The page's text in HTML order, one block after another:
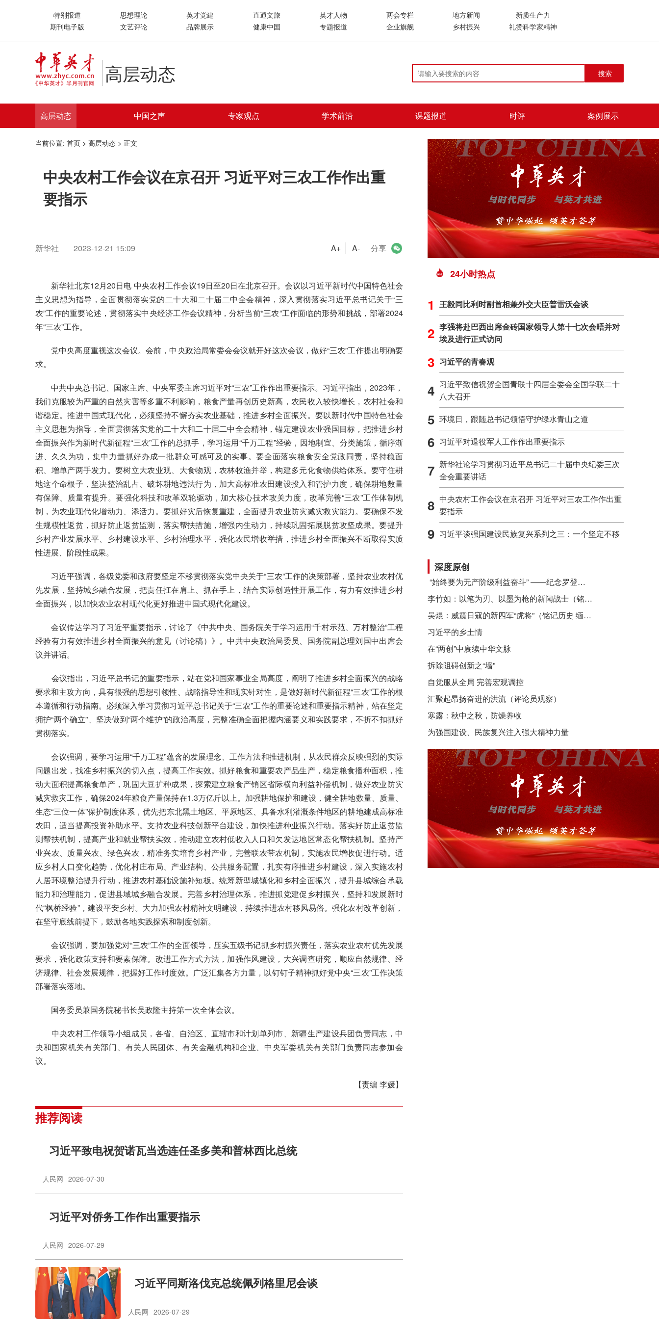
特别报道 思想理论 英才党建 直通文旅 英才人物 两会专栏 地方新闻
新质生产力
期刊电子版
文艺评论 品牌展示 健康中国 专题报道 企业旗舰 乡村振兴 礼赞科学家精神
高层动态 搜索
高层动态 中国之声 专家观点 学术前沿 课题报道 时评 案例展示
当前位置: 首页 > 高层动态 > 正文
中央农村工作会议在京召开 习近平对三农工作作出重
要指示
​新华社 2023-12-21 15:09 A+ A- 分享
新华社北京12月20日电 中央农村工作会议19日至20日在北京召开。会议以习近平新时代中国特色社会
主义思想为指导，全面贯彻落实党的二十大和二十届二中全会精神，深入贯彻落实习近平总书记关于“三
农”工作的重要论述，贯彻落实中央经济工作会议精神，分析当前“三农”工作面临的形势和挑战，部署2024
年“三农”工作。
党中央高度重视这次会议。会前，中央政治局常委会会议就开好这次会议，做好“三农”工作提出明确要
求。
中共中央总书记、国家主席、中央军委主席习近平对“三农”工作作出重要指示。习近平指出，2023年，
我们克服较为严重的自然灾害等多重不利影响，粮食产量再创历史新高，农民收入较快增长，农村社会和
谐稳定。推进中国式现代化，必须坚持不懈夯实农业基础，推进乡村全面振兴。要以新时代中国特色社会
主义思想为指导，全面贯彻落实党的二十大和二十届二中全会精神，锚定建设农业强国目标，把推进乡村
全面振兴作为新时代新征程“三农”工作的总抓手，学习运用“千万工程”经验，因地制宜、分类施策，循序渐
进、久久为功，集中力量抓好办成一批群众可感可及的实事。要全面落实粮食安全党政同责，坚持稳面
积、增单产两手发力。要树立大农业观、大食物观，农林牧渔并举，构建多元化食物供给体系。要守住耕
地这个命根子，坚决整治乱占、破坏耕地违法行为，加大高标准农田建设投入和管护力度，确保耕地数量
有保障、质量有提升。要强化科技和改革双轮驱动，加大核心技术攻关力度，改革完善“三农”工作体制机
制，为农业现代化增动力、添活力。要抓好灾后恢复重建，全面提升农业防灾减灾救灾能力。要确保不发
生规模性返贫，抓好防止返贫监测，落实帮扶措施，增强内生动力，持续巩固拓展脱贫攻坚成果。要提升
乡村产业发展水平、乡村建设水平、乡村治理水平，强化农民增收举措，推进乡村全面振兴不断取得实质
性进展、阶段性成果。
习近平强调，各级党委和政府要坚定不移贯彻落实党中央关于“三农”工作的决策部署，坚持农业农村优
先发展，坚持城乡融合发展，把责任扛在肩上、抓在手上，结合实际创造性开展工作，有力有效推进乡村
全面振兴，以加快农业农村现代化更好推进中国式现代化建设。
会议传达学习了习近平重要指示，讨论了《中共中央、国务院关于学习运用“千村示范、万村整治”工程
经验有力有效推进乡村全面振兴的意见（讨论稿）》。中共中央政治局委员、国务院副总理刘国中出席会
议并讲话。
会议指出，习近平总书记的重要指示，站在党和国家事业全局高度，阐明了推进乡村全面振兴的战略
要求和主攻方向，具有很强的思想引领性、战略指导性和现实针对性，是做好新时代新征程“三农”工作的根
本遵循和行动指南。必须深入学习贯彻习近平总书记关于“三农”工作的重要论述和重要指示精神，站在坚定
拥护“两个确立”、坚决做到“两个维护”的政治高度，完整准确全面把握内涵要义和实践要求，不折不扣抓好
贯彻落实。
会议强调，要学习运用“千万工程”蕴含的发展理念、工作方法和推进机制，从农民群众反映强烈的实际
问题出发，找准乡村振兴的切入点，提高工作实效。抓好粮食和重要农产品生产，稳定粮食播种面积，推
动大面积提高粮食单产，巩固大豆扩种成果，探索建立粮食产销区省际横向利益补偿机制，做好农业防灾
减灾救灾工作，确保2024年粮食产量保持在1.3万亿斤以上。加强耕地保护和建设，健全耕地数量、质量、
生态“三位一体”保护制度体系，优先把东北黑土地区、平原地区、具备水利灌溉条件地区的耕地建成高标准
农田，适当提高投资补助水平。支持农业科技创新平台建设，加快推进种业振兴行动。落实好防止返贫监
测帮扶机制，提高产业和就业帮扶实效，推动建立农村低收入人口和欠发达地区常态化帮扶机制。坚持产
业兴农、质量兴农、绿色兴农，精准务实培育乡村产业，完善联农带农机制，实施农民增收促进行动。适
应乡村人口变化趋势，优化村庄布局、产业结构、公共服务配置，扎实有序推进乡村建设，深入实施农村
人居环境整治提升行动，推进农村基础设施补短板。统筹新型城镇化和乡村全面振兴，提升县城综合承载
能力和治理能力，促进县域城乡融合发展。完善乡村治理体系，推进抓党建促乡村振兴，坚持和发展新时
代“枫桥经验”，建设平安乡村。大力加强农村精神文明建设，持续推进农村移风易俗。强化农村改革创新，
在坚守底线前提下，鼓励各地实践探索和制度创新。
会议强调，要加强党对“三农”工作的全面领导，压实五级书记抓乡村振兴责任，落实农业农村优先发展
要求，强化政策支持和要素保障。改进工作方式方法，加强作风建设，大兴调查研究，顺应自然规律、经
济规律、社会发展规律，把握好工作时度效。广泛汇集各方力量，以钉钉子精神抓好党中央“三农”工作决策
部署落实落地。
国务委员兼国务院秘书长吴政隆主持第一次全体会议。
中央农村工作领导小组成员，各省、自治区、直辖市和计划单列市、新疆生产建设兵团负责同志，中
央和国家机关有关部门、有关人民团体、有关金融机构和企业、中央军委机关有关部门负责同志参加会
议。
【责编 李媛】
推荐阅读
习近平致电祝贺诺瓦当选连任圣多美和普林西比总统
人民网 2026-07-30
习近平对侨务工作作出重要指示
人民网 2026-07-29
习近平同斯洛伐克总统佩列格里尼会谈
人民网 2026-07-29
24小时热点
1 王毅同比利时副首相兼外交大臣普雷沃会谈
2 李强将赴巴西出席金砖国家领导人第十七次会晤并对
埃及进行正式访问
3 习近平的青春观
4 习近平致信祝贺全国青联十四届全委会全国学联二十
八大召开
5 环境日，跟随总书记领悟守护绿水青山之道
6 习近平对退役军人工作作出重要指示
7 新华社论学习贯彻习近平总书记二十届中央纪委三次
全会重要讲话
8 中央农村工作会议在京召开 习近平对三农工作作出重
要指示
9 习近平谈强国建设民族复兴系列之三：一个坚定不移
深度原创
​ “始终要为无产阶级利益奋斗” ——纪念罗登贤同志诞辰120周年
李竹如：以笔为刃、以墨为枪的新闻战士（铭记历史 缅怀先烈·抗日英雄）
吴焜：威震日寇的新四军“虎将”（铭记历史 缅怀先烈·抗日英雄）
习近平的乡土情
在“两创”中赓续中华文脉
拆除阻碍创新之“墙”
自觉服从全局 完善宏观调控
汇聚起昂扬奋进的洪流（评论员观察）
寒露：秋中之秋，防燥养收
为强国建设、民族复兴注入强大精神力量